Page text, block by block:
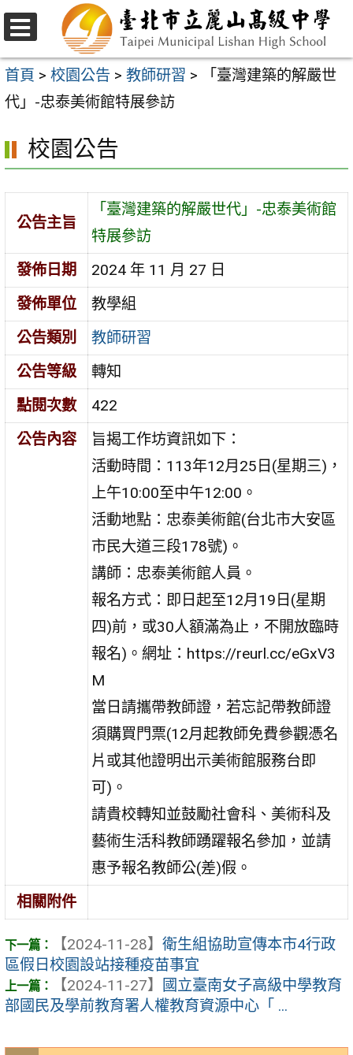
跳
至
主
要
容
區
選
單
首頁 > 校園公告 > 教師研習 >
「臺灣建築的解嚴世
代」-忠泰美術館特展參訪
校園公告
公告主旨
「臺灣建築的解嚴世代」-忠泰美術館
特展參訪
發佈日期
2024 年 11 月 27 日
發佈單位
教學組
公告類別
教師研習
公告等級
轉知
點閱次數
422
公告內容
旨揭工作坊資訊如下：
活動時間：113年12月25日(星期三)，
上午10:00至中午12:00。
活動地點：忠泰美術館(台北市大安區
市民大道三段178號)。
講師：忠泰美術館人員。
報名方式：即日起至12月19日(星期
四)前，或30人額滿為止，不開放臨時
報名)。網址：https://reurl.cc/eGxV3
M
當日請攜帶教師證，若忘記帶教師證
須購買門票(12月起教師免費參觀憑名
片或其他證明出示美術館服務台即
可)。
請貴校轉知並鼓勵社會科、美術科及
藝術生活科教師踴躍報名參加，並請
惠予報名教師公(差)假。
相關附件
【2024-11-28】 衛生組協助宣傳本市4行政
區假日校園設站接種疫苗事宜
【2024-11-27】
國立臺南女子高級中學教育
部國民及學前教育署人權教育資源中心「 ...